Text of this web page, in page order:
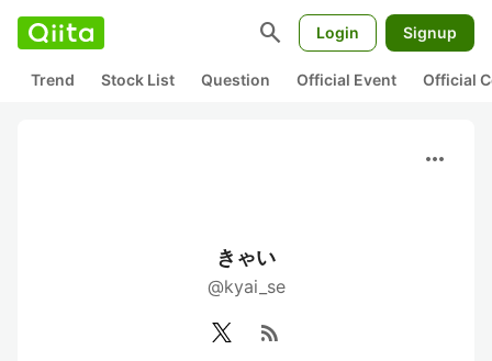
search Login Signup
Trend Stock List Question Official Event Official
more_horiz
きゃい
@kyai_se
rss_feed